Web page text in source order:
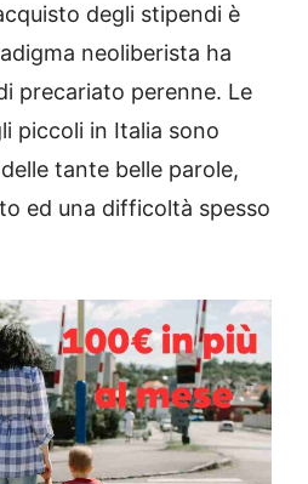
degli stipendi è
neoliberista ha
precariato perenne. Le
piccoli in Italia sono
tante belle parole,
ed una difficoltà spesso